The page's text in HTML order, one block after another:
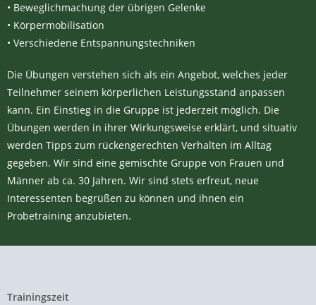
• Beweglichmachung der übrigen Gelenke
• Körpermobilisation
• Verschiedene Entspannungstechniken
Die Übungen verstehen sich als ein Angebot, welches jeder
Teilnehmer seinem körperlichen Leistungsstand anpassen
kann. Ein Einstieg in die Gruppe ist jederzeit möglich. Die
Übungen werden in ihrer Wirkungsweise erklärt, und situativ
werden Tipps zum rückengerechten Verhalten im Alltag
gegeben. Wir sind eine gemischte Gruppe von Frauen und
Männer ab ca. 30 Jahren. Wir sind stets erfreut, neue
Interessenten begrüßen zu können und ihnen ein
Probetraining anzubieten.
Trainingszeit